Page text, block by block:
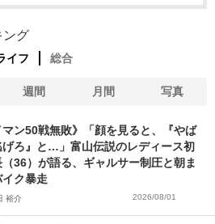
ング
イフ 総合
週間 月間 写真
マン50戦無敗》「顔を見ると、『やば
げろ』と…」富山伝説のレディース初
36）が語る、ギャルサー制圧と朝ま
ク暴走
裕介 2026/08/01